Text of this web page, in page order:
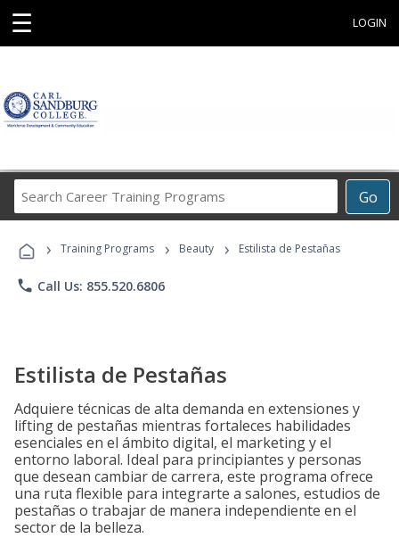
☰ LOGIN
Go
Career
Programs
› Training Programs › Beauty › Estilista de Pestañas
phone Call Us: 855.520.6806
Estilista de Pestañas
Adquiere técnicas de alta demanda en extensiones y
lifting de pestañas mientras fortaleces habilidades
esenciales en el ámbito digital, el marketing y el
entorno laboral. Ideal para principiantes y personas
que desean cambiar de carrera, este programa ofrece
una ruta flexible para integrarte a salones, estudios de
pestañas o trabajar de manera independiente en el
sector de la belleza.